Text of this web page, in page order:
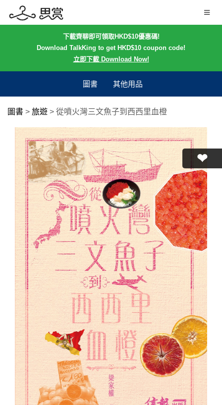
下載齊聊即可領取HKD$10優惠碼!
Download TalkKing to get HKD$10 coupon code!
立即下載 Download Now!
圖書 其他用品
圖書 > 旅遊 > 從噴火灣三文魚子到西西里血橙